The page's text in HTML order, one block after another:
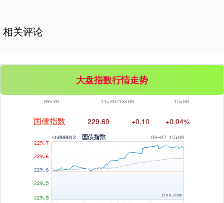
相关评论
大盘指数行情走势
国债指数 229.69 +0.10 +0.04%